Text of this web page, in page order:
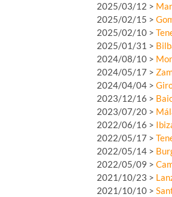
2025/03/12 >
2025/02/15 >
2025/02/10 >
2025/01/31 >
2024/08/10 >
2024/05/17 >
2024/04/04 >
2023/12/16 >
2023/07/20 >
2022/06/16 >
2022/05/17 >
2022/05/14 >
2022/05/09 >
2021/10/23 >
2021/10/10 >